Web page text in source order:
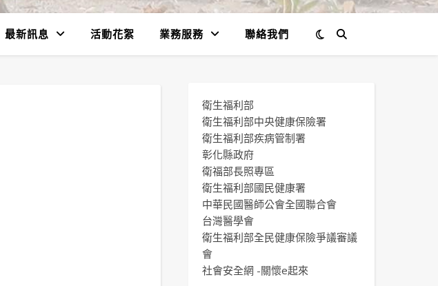
最新訊息 活動花絮 業務服務 聯絡我們
衛生福利部
衛生福利部中央健康保險署
衛生福利部疾病管制署
彰化縣政府
衛福部長照專區
衛生福利部國民健康署
中華民國醫師公會全國聯合會
台灣醫學會
衛生福利部全民健康保險爭議審議
會
社會安全網 -關懷e起來